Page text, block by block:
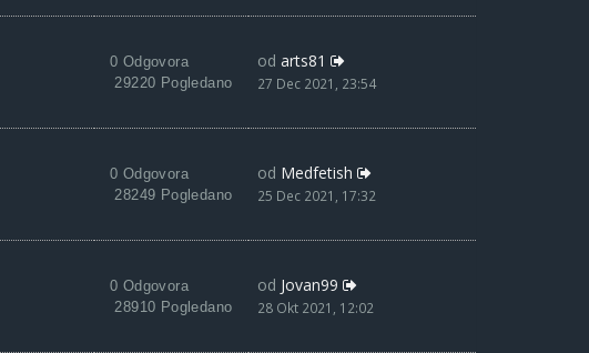
0 Odgovora
29220 Pogledano
od arts81
27 Dec 2021, 23:54
0 Odgovora
28249 Pogledano
od Medfetish
25 Dec 2021, 17:32
0 Odgovora
28910 Pogledano
od Jovan99
28 Okt 2021, 12:02